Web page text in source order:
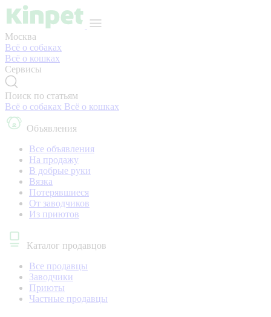
Москва
Всё о собаках
Всё о кошках
Сервисы
Поиск по статьям
Всё о собаках Всё о кошках
Объявления
Все объявления
На продажу
В добрые руки
Вязка
Потерявшиеся
От заводчиков
Из приютов
Каталог продавцов
Все продавцы
Заводчики
Приюты
Частные продавцы